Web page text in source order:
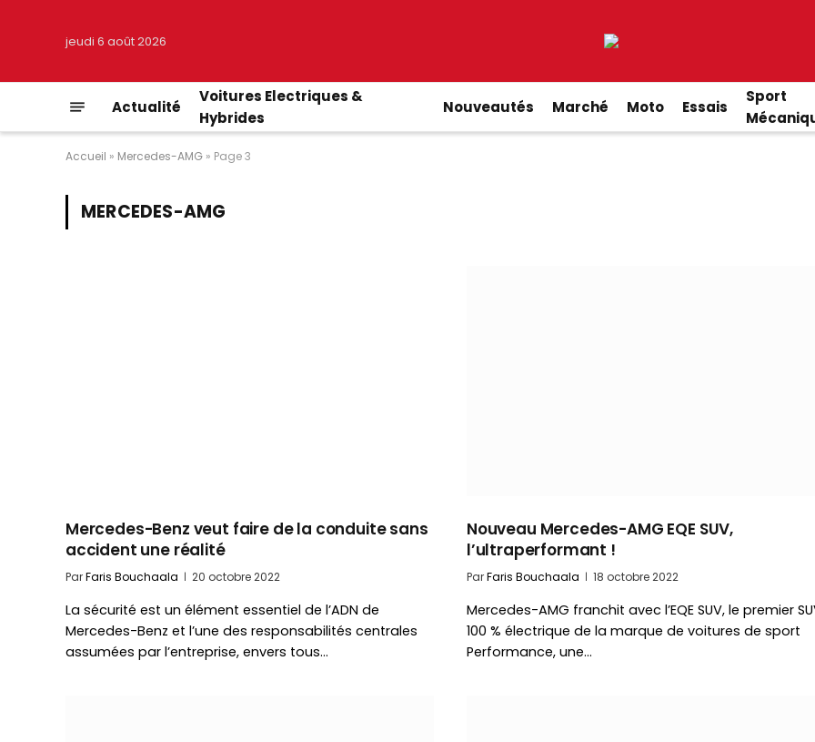
jeudi 6 août 2026
Actualité
Voitures Electriques &
Hybrides
Nouveautés Marché Moto Essais
Sport
Accueil » Mercedes-AMG » Page 3
MERCEDES-AMG
Mercedes-Benz veut faire de la conduite sans
accident une réalité
ParFaris Bouchaala 20 octobre 2022
La sécurité est un élément essentiel de l’ADN de
Mercedes-Benz et l’une des responsabilités centrales
assumées par l’entreprise, envers tous…
Nouveau Mercedes-AMG EQE SUV,
l’ultraperformant !
ParFaris Bouchaala 18 octobre 2022
Mercedes-AMG franchit avec l’EQE SUV, le premier
100 % électrique de la marque de voitures de sport
Performance, une…